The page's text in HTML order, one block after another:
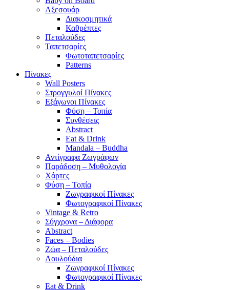
Αξεσουάρ
Διακοσμητικά
Καθρέπτες
Πεταλούδες
Ταπετσαρίες
Φωτοταπετσαρίες
Patterns
Πίνακες
Wall Posters
Στρογγυλοί Πίνακες
Εξάγωνοι Πίνακες
Φύση – Τοπία
Συνθέσεις
Abstract
Eat & Drink
Mandala – Buddha
Αντίγραφα Ζωγράφων
Παράδοση – Μυθολογία
Χάρτες
Φύση – Τοπία
Ζωγραφικοί Πίνακες
Φωτογραφικοί Πίνακες
Vintage & Retro
Σύγχρονα – Διάφορα
Abstract
Faces – Bodies
Ζώα – Πεταλούδες
Λουλούδια
Ζωγραφικοί Πίνακες
Φωτογραφικοί Πίνακες
Eat & Drink